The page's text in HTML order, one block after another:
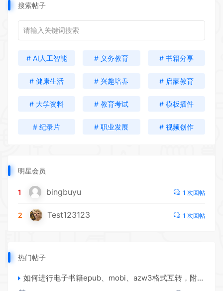
搜索帖子
# AI人工智能 # 义务教育 # 书籍分享
# 健康生活 # 兴趣培养 # 启蒙教育
# 大学资料 # 教育考试 # 模板插件
# 纪录片 # 职业发展 # 视频创作
明星会员
1 bingbuyu 1 次回帖
2 Test123123 1 次回帖
热门帖子
如何进行电子书籍epub、mobi、azw3格式互转，附海量电子书籍资源